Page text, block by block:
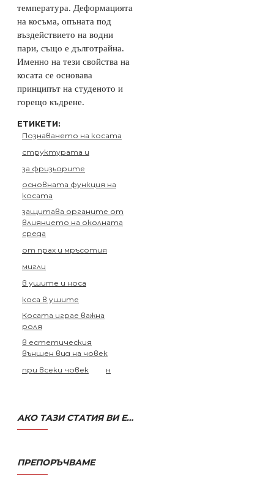
температура. Деформацията
на косъма, опъната под
въздействието на водни
пари, също е дълготрайна.
Именно на тези свойства на
косата се основава
принципът на студеното и
горещо къдрене.
ЕТИКЕТИ:
Познаването на косата
структурата и
за фризьорите
основната функция на
косата
защитава органите от
влиянието на околната
среда
от прах и мръсотия
мигли
в ушите и носа
коса в ушите
Косата играе важна
роля
в естетическия
външен вид на човек
при всеки човек
н
АКО ТАЗИ СТАТИЯ ВИ Е ХАРЕСАЛА. МОЛЯ, СПОДЕЛЕТЕ
ПРЕПОРЪЧВАМЕ